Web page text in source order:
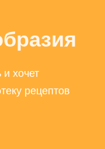
и хочет
рецептов